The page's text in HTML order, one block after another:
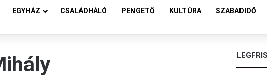
EGYHÁZ CSALÁDHÁLÓ PENGETŐ KULTÚRA SZABADIDŐ